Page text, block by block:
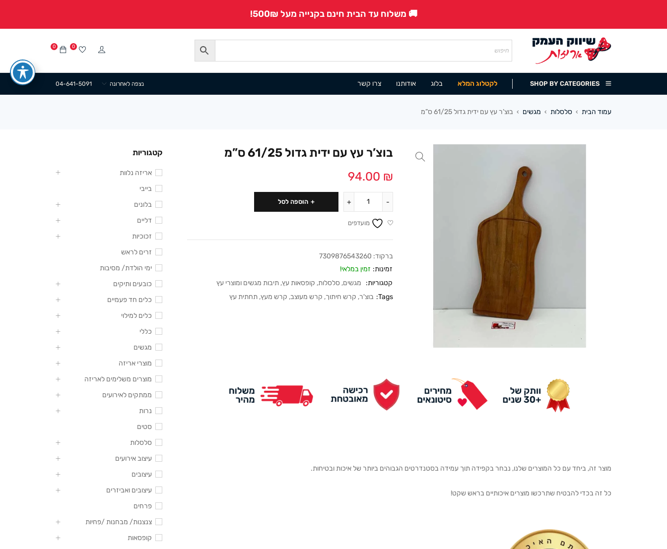
🚚 משלוח עד הבית חינם בקנייה מעל 500₪!
0 0
SHOP BY CATEGORIES לקטלוג המלא בלוג אודותנו צרו קשר 04-641-5091 נצפה לאחרונה
עמוד הבית › סלסלות › מגשים › בוצ’ר עץ עם ידית גדול 61/25 ס”מ
בוצ’ר עץ עם ידית גדול 61/25 ס”מ
94.00 ₪
הוספה לסל
מועדפים
ברקוד: 7309876543260
זמינות: זמין במלאי!
קטגוריות:
מגשים, סלסלות, קופסאות עץ, תיבות מגשים ומוצרי עץ
Tags: בוצ'ר, קרש חיתוך, קרש מעוצב, קרש מעץ, תחתית עץ
מוצר זה, ביחד עם כל המוצרים שלנו, נבחר בקפידה תוך עמידה בסטנדרטים הגבוהים ביותר של איכות ובטיחות.
כל זה בכדי להבטיח שתרכשו מוצרים איכותיים בראש שקט!
קטגוריות
אריזה נלוות
בייבי
בלונים
דליים
זכוכיות
זרים לראש
ימי הולדת/ מסיבות
כובעים ותיקים
כלים חד פעמיים
כלים למילוי
כללי
מגשים
מוצרי אריזה
מוצרים משלימים לאריזה
ממתקים לאירועים
נרות
סטים
סלסלות
עיצוב אירועים
עיצובים
עיצובים ואביזרים
פרחים
צנצנות/ מבחנות /פחיות
קופסאות